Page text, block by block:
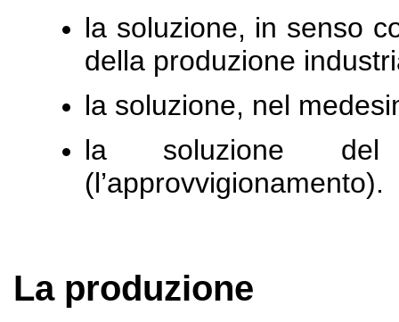
la soluzione, in senso
della produzione
la soluzione, nel
la soluzione del
(l’approvvigionamento).
La produzione